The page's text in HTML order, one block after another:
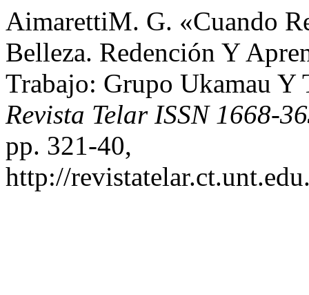
AimarettiM. G. «Cuando
Belleza. Redención Y
Trabajo: Grupo Ukamau Y
Revista Telar ISSN 1668-
pp. 321-40,
http://